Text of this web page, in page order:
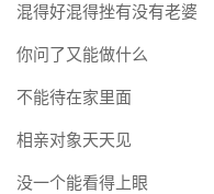
混得好混得挫有没有老婆
你问了又能做什么
不能待在家里面
相亲对象天天见
没一个能看得上眼